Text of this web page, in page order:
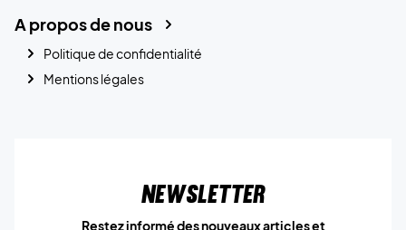
A propos de nous
Politique de confidentialité
Mentions légales
Newsletter
Restez informé des nouveaux articles et